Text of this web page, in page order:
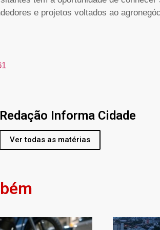
e projetos voltados ao
Redação Informa Cidade
Ver todas as matérias